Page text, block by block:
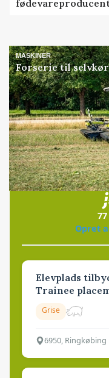
MASKINER
Forserie til
i
77
Opret
Elevplads
Trainee
Grise
6950, Ringkøbing